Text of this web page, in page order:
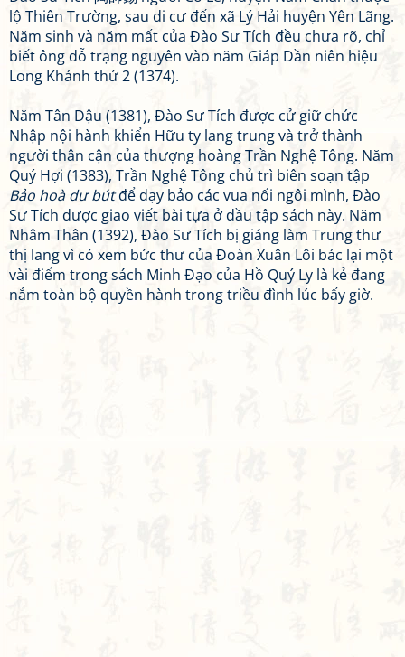
lộ Thiên Trường, sau di cư đến xã Lý Hải huyện Yên Lãng.
Năm sinh và năm mất của Đào Sư Tích đều chưa rõ, chỉ
biết ông đỗ trạng nguyên vào năm Giáp Dần niên hiệu
Long Khánh thứ 2 (1374).
Năm Tân Dậu (1381), Đào Sư Tích được cử giữ chức
Nhập nội hành khiển Hữu ty lang trung và trở thành
người thân cận của thượng hoàng Trần Nghệ Tông. Năm
Quý Hợi (1383), Trần Nghệ Tông chủ trì biên soạn tập
Bảo hoà dư bútđể dạy bảo các vua nối ngôi mình, Đào
Sư Tích được giao viết bài tựa ở đầu tập sách này. Năm
Nhâm Thân (1392), Đào Sư Tích bị giáng làm Trung thư
thị lang vì có xem bức thư của Đoàn Xuân Lôi bác lại một
vài điểm trong sách Minh Đạo của Hồ Quý Ly là kẻ đang
nắm toàn bộ quyền hành trong triều đình lúc bấy giờ.